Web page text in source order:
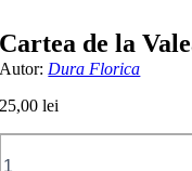
Cartea de la
Autor: Dura Florica
25,00lei